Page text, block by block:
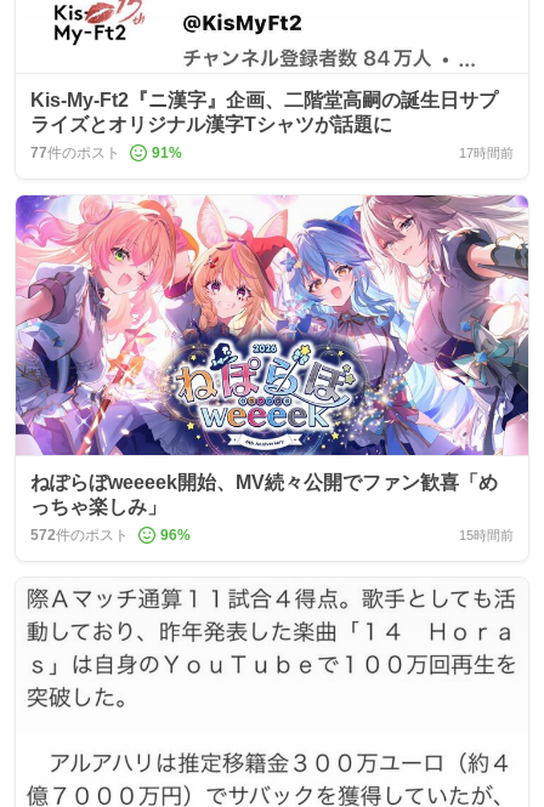
Kis-My-Ft2『ニ漢字』企画、二階堂高嗣の誕生日サプ
ライズとオリジナル漢字Tシャツが話題に
77件のポスト 91% 17時間前
ねぽらぼweeeek開始、MV続々公開でファン歓喜「め
っちゃ楽しみ」
572件のポスト 96% 15時間前